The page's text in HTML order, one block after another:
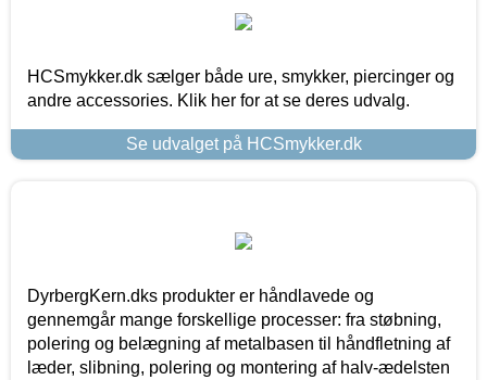
HCSmykker.dk sælger både ure, smykker, piercinger og
andre accessories. Klik her for at se deres udvalg.
Se udvalget på HCSmykker.dk
DyrbergKern.dks produkter er håndlavede og
gennemgår mange forskellige processer: fra støbning,
polering og belægning af metalbasen til håndfletning af
læder, slibning, polering og montering af halv-ædelsten